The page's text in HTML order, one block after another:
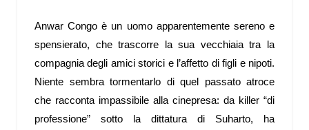
Anwar Congo è un uomo apparentemente sereno e
spensierato, che trascorre la sua vecchiaia tra la
compagnia degli amici storici e l’affetto di figli e nipoti.
Niente sembra tormentarlo di quel passato atroce
che racconta impassibile alla cinepresa: da killer “di
professione” sotto la dittatura di Suharto, ha